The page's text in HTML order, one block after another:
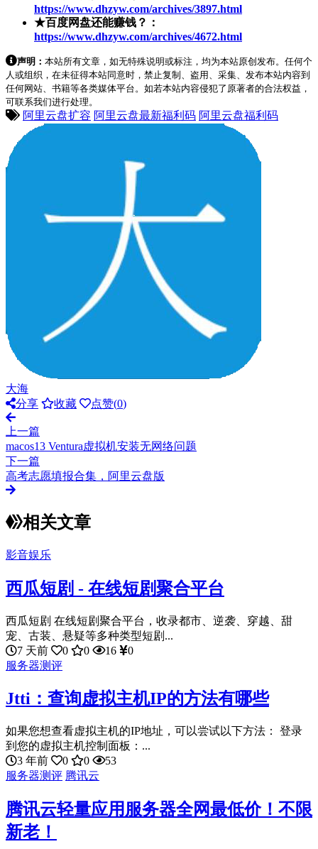
https://www.dhzyw.com/archives/3897.html
★百度网盘还能赚钱？：
https://www.dhzyw.com/archives/4672.html
声明： 本站所有文章，如无特殊说明或标注，均为本站原创发布。任何个
人或组织，在未征得本站同意时，禁止复制、盗用、采集、发布本站内容到
任何网站、书籍等各类媒体平台。如若本站内容侵犯了原著者的合法权益，
可联系我们进行处理。
阿里云盘扩容 阿里云盘最新福利码 阿里云盘福利码
大海
分享
收藏 点赞(0)
上一篇
macos13 Ventura虚拟机安装无网络问题
下一篇
高考志愿填报合集，阿里云盘版
相关文章
影音娱乐
西瓜短剧 - 在线短剧聚合平台
西瓜短剧 在线短剧聚合平台，收录都市、逆袭、穿越、甜
宠、古装、悬疑等多种类型短剧...
7 天前
0 0 16
0
服务器测评
Jtti：查询虚拟主机IP的方法有哪些
如果您想查看虚拟主机的IP地址，可以尝试以下方法： 登录
到您的虚拟主机控制面板：...
3 年前
0 0
53
服务器测评 腾讯云
腾讯云轻量应用服务器全网最低价！不限
新老！